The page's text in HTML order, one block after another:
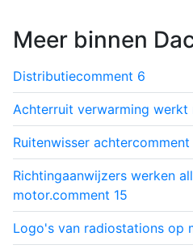
Meer binnen
Distributiecomment 6
Achterruit verwarming werkt
Ruitenwisser achtercomment
Richtingaanwijzers werken
motor.comment 15
Logo's van radiostations op